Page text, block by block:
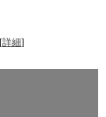
詳細]